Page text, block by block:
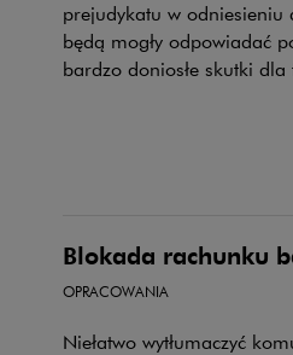
prejudykatu w odniesieniu
będą mogły odpowiadać
bardzo doniosłe skutki
Blokada rachunku
OPRACOWANIA
Niełatwo wytłumaczyć